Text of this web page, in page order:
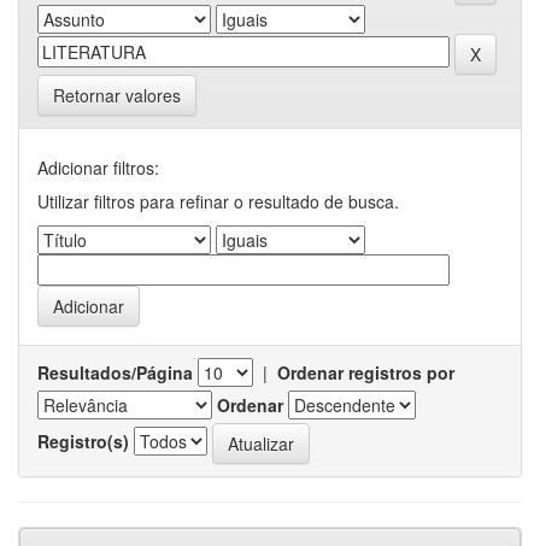
Retornar valores
Adicionar filtros:
Utilizar filtros para refinar o resultado de busca.
Resultados/Página | Ordenar registros por
Ordenar
Registro(s)